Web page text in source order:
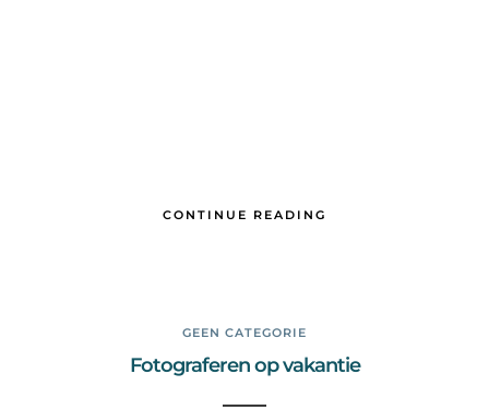
CONTINUE READING
GEEN CATEGORIE
Fotograferen op vakantie